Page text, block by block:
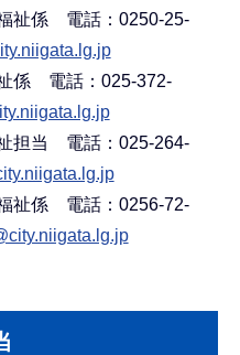
祉係 電話：0250-25-
係 電話：025-372-
担当 電話：025-264-
祉係 電話：0256-72-